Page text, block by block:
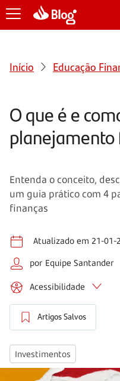
Início Educação
O que é e
planejamento
Entenda o conceito,
um guia prático com 4
finanças
Atualizado em 21-01-
por Equipe Santander
Acessibilidade
Artigos Salvos
Investimentos